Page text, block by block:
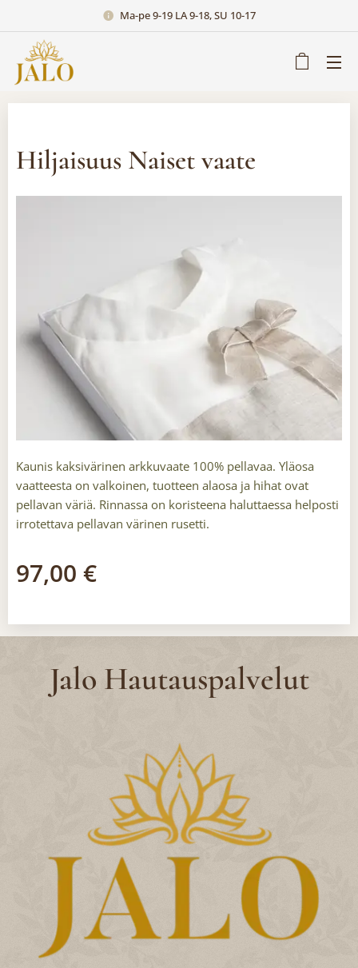
Ma-pe 9-19 LA 9-18, SU 10-17
Hiljaisuus Naiset vaate
Kaunis kaksivärinen arkkuvaate 100% pellavaa. Yläosa
vaatteesta on valkoinen, tuotteen alaosa ja hihat ovat
pellavan väriä. Rinnassa on koristeena haluttaessa helposti
irrotettava pellavan värinen rusetti.
97,00 €
Jalo Hautauspalvelut